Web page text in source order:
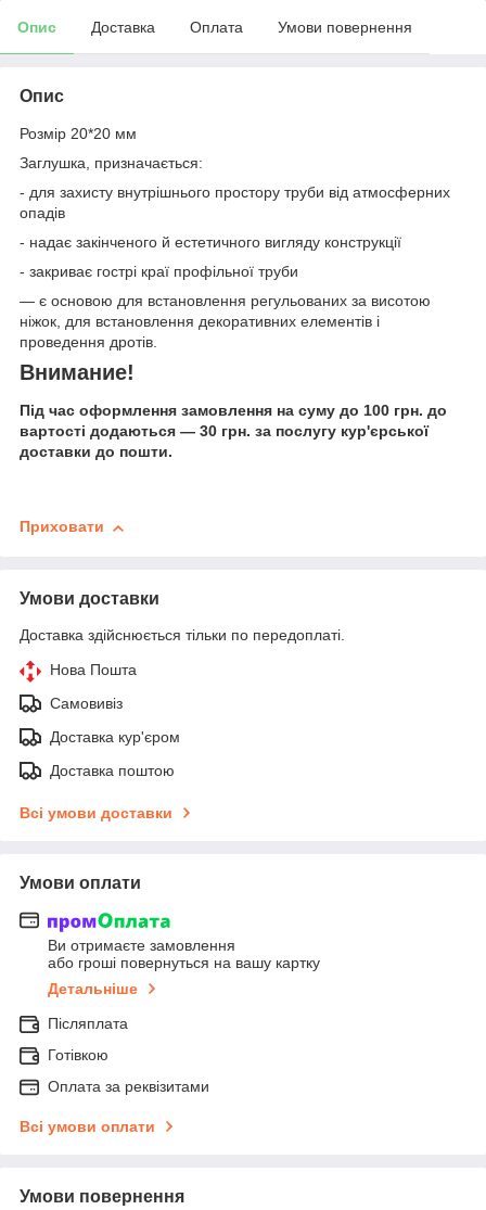
Опис Доставка Оплата Умови повернення
Опис
Розмір 20*20 мм
Заглушка, призначається:
- для захисту внутрішнього простору труби від атмосферних
опадів
- надає закінченого й естетичного вигляду конструкції
- закриває гострі краї профільної труби
— є основою для встановлення регульованих за висотою
ніжок, для встановлення декоративних елементів і
проведення дротів.
Внимание!
Під час оформлення замовлення на суму до 100 грн. до
вартості додаються — 30 грн. за послугу кур'єрської
доставки до пошти.
Приховати
Умови доставки
Доставка здійснюється тільки по передоплаті.
Нова Пошта
Самовивіз
Доставка кур'єром
Доставка поштою
Всі умови доставки
Умови оплати
Ви отримаєте замовлення
або гроші повернуться на вашу картку
Детальніше
Післяплата
Готівкою
Оплата за реквізитами
Всі умови оплати
Умови повернення